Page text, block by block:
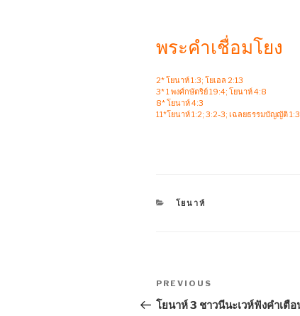
พระคำเชื่อมโยง
2* โยนาห์ 1:3; โยเอล 2:13
3* 1 พงศ์กษัตริย์ 19:4; โยนาห์ 4:8
8* โยนาห์ 4:3
11*โยนาห์ 1:2; 3:2-3; เฉลยธรรมบัญญัติ
CATEGORIES
โยนาห์
Post
navigation
Previous
Post
PREVIOUS
โยนาห์ 3 ชาวนีนะเวห์ฟังคำเตือ